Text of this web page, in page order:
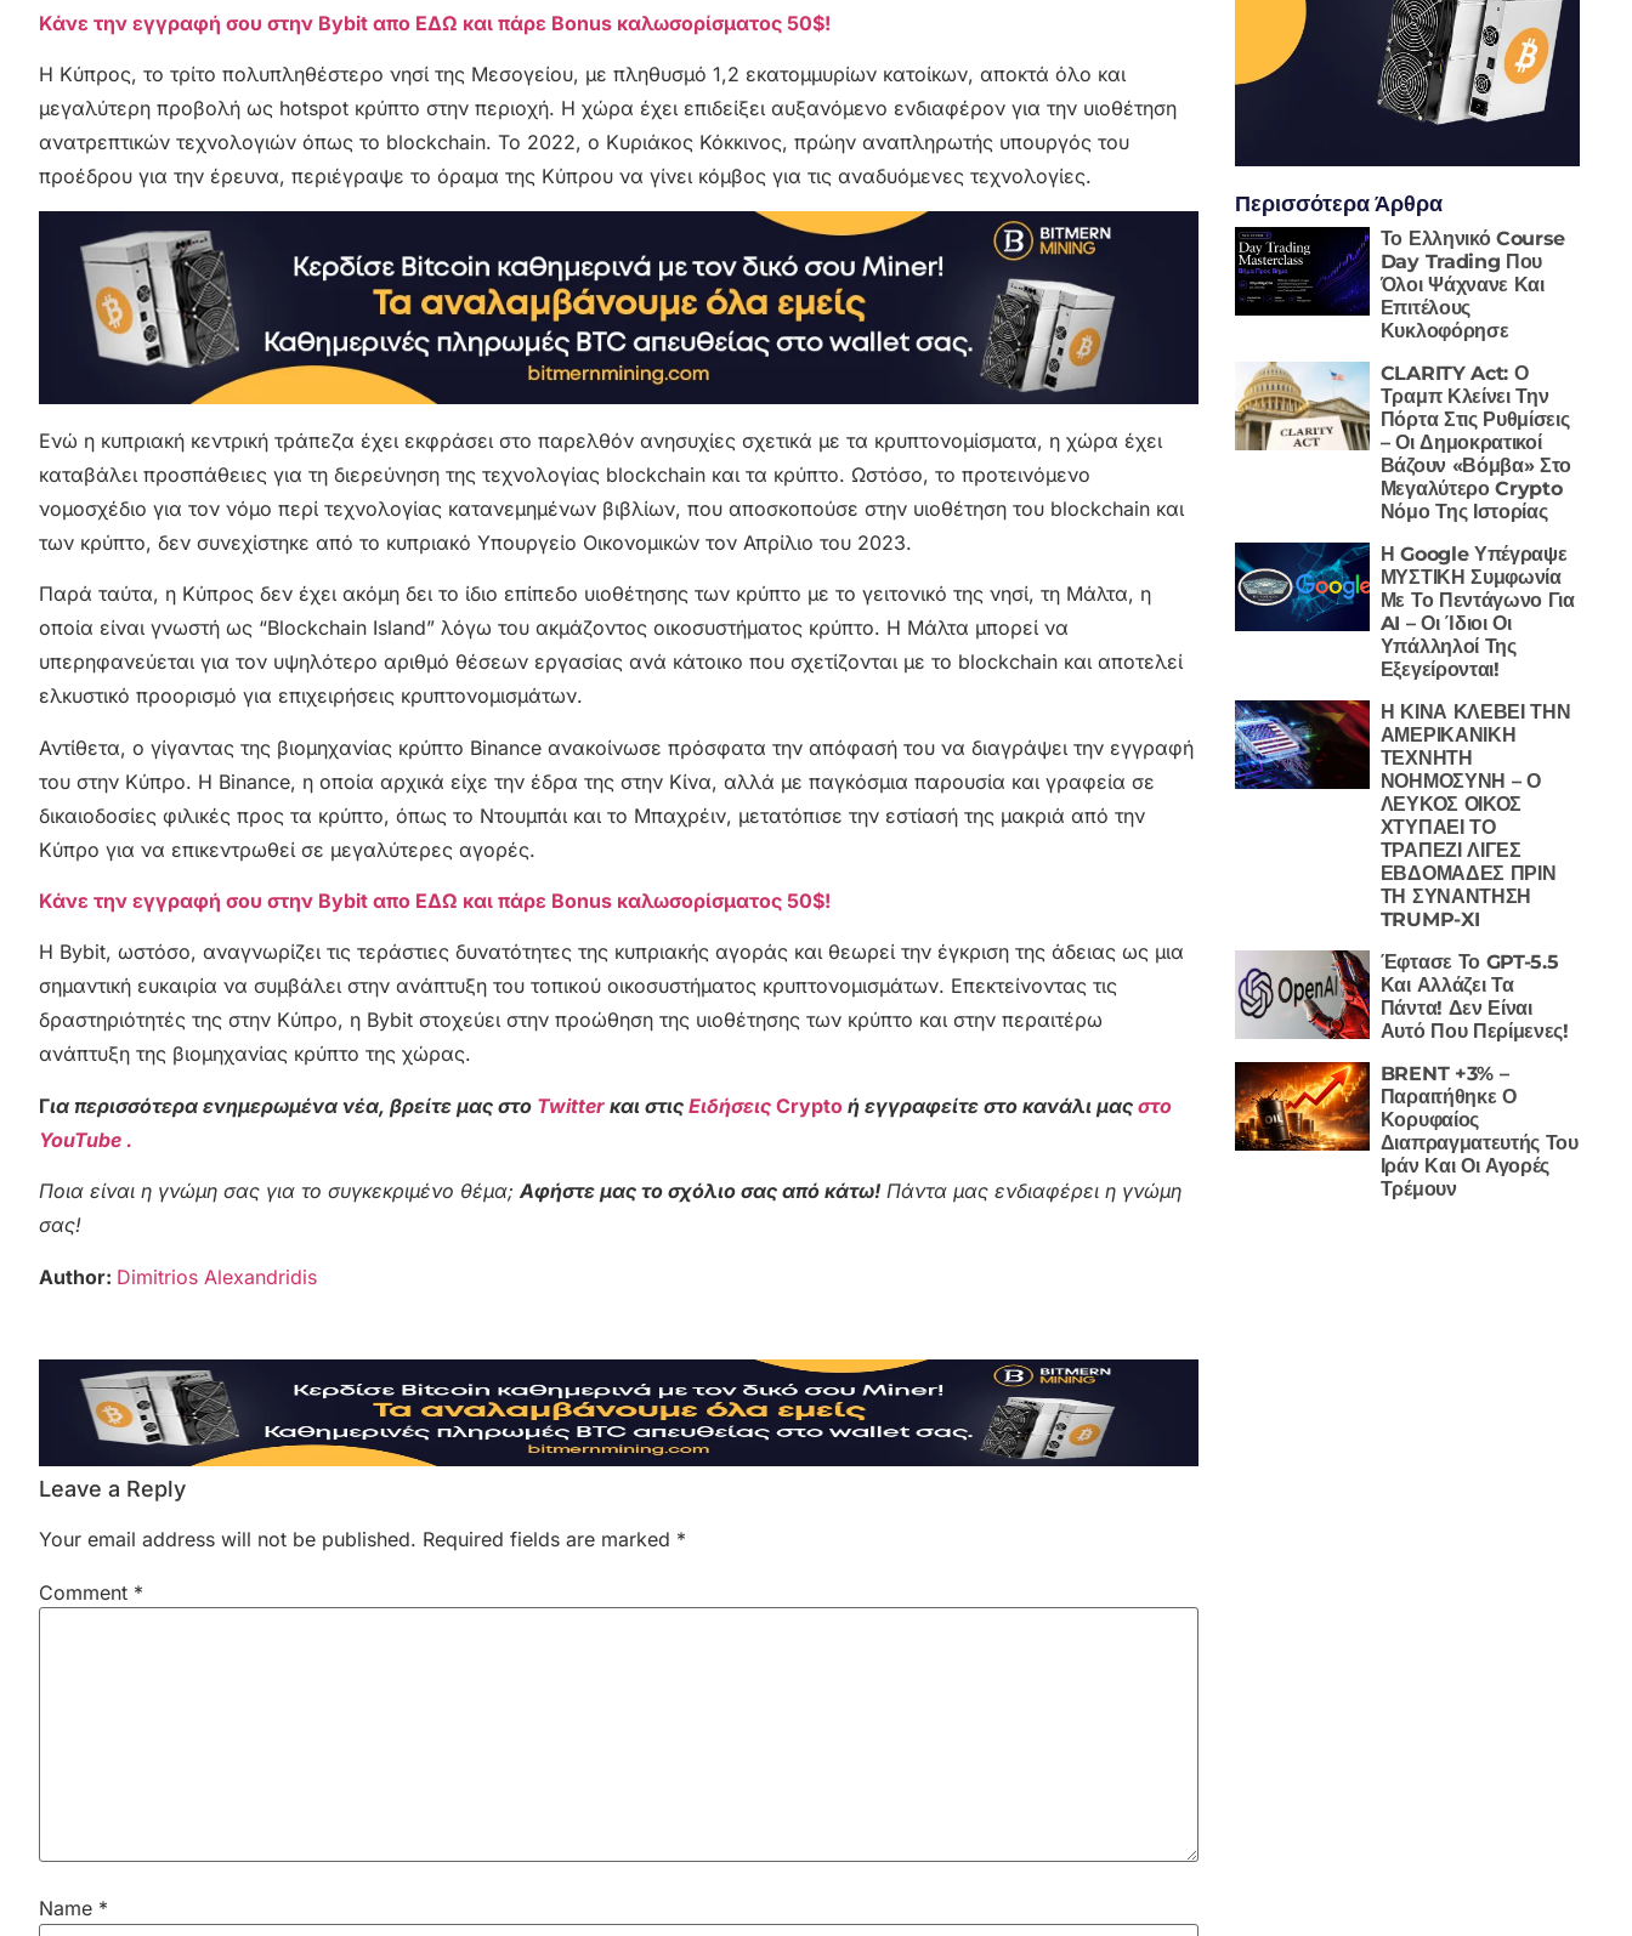
Κάνε την εγγραφή σου στην Bybit απο ΕΔΩ και πάρε Bonus καλωσορίσματος 50$!
Η Κύπρος, το τρίτο πολυπληθέστερο νησί της Μεσογείου, με πληθυσμό 1,2 εκατομμυρίων κατοίκων, αποκτά όλο και
μεγαλύτερη προβολή ως hotspot κρύπτο στην περιοχή. Η χώρα έχει επιδείξει αυξανόμενο ενδιαφέρον για την υιοθέτηση
ανατρεπτικών τεχνολογιών όπως το blockchain. Το 2022, ο Κυριάκος Κόκκινος, πρώην αναπληρωτής υπουργός του
προέδρου για την έρευνα, περιέγραψε το όραμα της Κύπρου να γίνει κόμβος για τις αναδυόμενες τεχνολογίες.
Ενώ η κυπριακή κεντρική τράπεζα έχει εκφράσει στο παρελθόν ανησυχίες σχετικά με τα κρυπτονομίσματα, η χώρα έχει
καταβάλει προσπάθειες για τη διερεύνηση της τεχνολογίας blockchain και τα κρύπτο. Ωστόσο, το προτεινόμενο
νομοσχέδιο για τον νόμο περί τεχνολογίας κατανεμημένων βιβλίων, που αποσκοπούσε στην υιοθέτηση του blockchain και
των κρύπτο, δεν συνεχίστηκε από το κυπριακό Υπουργείο Οικονομικών τον Απρίλιο του 2023.
Παρά ταύτα, η Κύπρος δεν έχει ακόμη δει το ίδιο επίπεδο υιοθέτησης των κρύπτο με το γειτονικό της νησί, τη Μάλτα, η
οποία είναι γνωστή ως “Blockchain Island” λόγω του ακμάζοντος οικοσυστήματος κρύπτο. Η Μάλτα μπορεί να
υπερηφανεύεται για τον υψηλότερο αριθμό θέσεων εργασίας ανά κάτοικο που σχετίζονται με το blockchain και αποτελεί
ελκυστικό προορισμό για επιχειρήσεις κρυπτονομισμάτων.
Αντίθετα, ο γίγαντας της βιομηχανίας κρύπτο Binance ανακοίνωσε πρόσφατα την απόφασή του να διαγράψει την εγγραφή
του στην Κύπρο. Η Binance, η οποία αρχικά είχε την έδρα της στην Κίνα, αλλά με παγκόσμια παρουσία και γραφεία σε
δικαιοδοσίες φιλικές προς τα κρύπτο, όπως το Ντουμπάι και το Μπαχρέιν, μετατόπισε την εστίασή της μακριά από την
Κύπρο για να επικεντρωθεί σε μεγαλύτερες αγορές.
Κάνε την εγγραφή σου στην Bybit απο ΕΔΩ και πάρε Bonus καλωσορίσματος 50$!
Η Bybit, ωστόσο, αναγνωρίζει τις τεράστιες δυνατότητες της κυπριακής αγοράς και θεωρεί την έγκριση της άδειας ως μια
σημαντική ευκαιρία να συμβάλει στην ανάπτυξη του τοπικού οικοσυστήματος κρυπτονομισμάτων. Επεκτείνοντας τις
δραστηριότητές της στην Κύπρο, η Bybit στοχεύει στην προώθηση της υιοθέτησης των κρύπτο και στην περαιτέρω
ανάπτυξη της βιομηχανίας κρύπτο της χώρας.
Για περισσότερα ενημερωμένα νέα, βρείτε μας στο Twitter και στις Ειδήσεις Crypto ή εγγραφείτε στο κανάλι μας στο
YouTube .
Ποια είναι η γνώμη σας για το συγκεκριμένο θέμα;Αφήστε μας το σχόλιο σας από κάτω! Πάντα μας ενδιαφέρει η γνώμη
σας!
Author: Dimitrios Alexandridis
Leave a Reply
Your email address will not be published. Required fields are marked *
Comment *
Name *
Περισσότερα Άρθρα
Το Ελληνικό Course
Day Trading Που
Όλοι Ψάχνανε Και
Επιτέλους
Κυκλοφόρησε
CLARITY Act: Ο
Τραμπ Κλείνει Την
Πόρτα Στις Ρυθμίσεις
– Οι Δημοκρατικοί
Βάζουν «Βόμβα» Στο
Μεγαλύτερο Crypto
Νόμο Της Ιστορίας
Η Google Υπέγραψε
ΜΥΣΤΙΚΗ Συμφωνία
Με Το Πεντάγωνο Για
AI – Οι Ίδιοι Οι
Υπάλληλοί Της
Εξεγείρονται!
Η ΚΙΝΑ ΚΛΕΒΕΙ ΤΗΝ
ΑΜΕΡΙΚΑΝΙΚΗ
ΤΕΧΝΗΤΗ
ΝΟΗΜΟΣΥΝΗ – Ο
ΛΕΥΚΟΣ ΟΙΚΟΣ
ΧΤΥΠΑΕΙ ΤΟ
ΤΡΑΠΕΖΙ ΛΙΓΕΣ
ΕΒΔΟΜΑΔΕΣ ΠΡΙΝ
ΤΗ ΣΥΝΑΝΤΗΣΗ
TRUMP-XI
Έφτασε Το GPT-5.5
Και Αλλάζει Τα
Πάντα! Δεν Είναι
Αυτό Που Περίμενες!
BRENT +3% –
Παραιτήθηκε Ο
Κορυφαίος
Διαπραγματευτής Του
Ιράν Και Οι Αγορές
Τρέμουν